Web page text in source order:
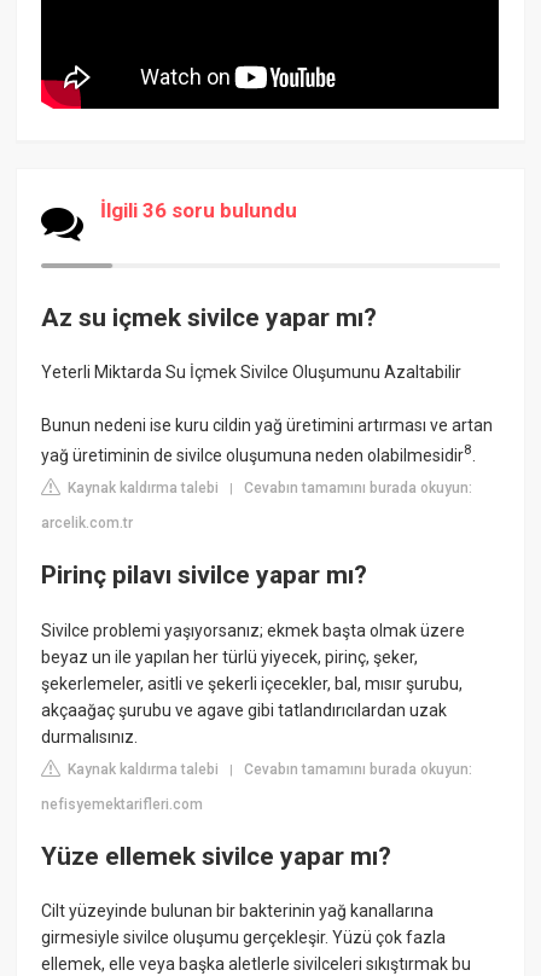
İlgili 36 soru bulundu
Az su içmek sivilce yapar mı?
Yeterli Miktarda Su İçmek Sivilce Oluşumunu Azaltabilir
Bunun nedeni ise kuru cildin yağ üretimini artırması ve artan
yağ üretiminin de sivilce oluşumuna neden olabilmesidir8
Kaynak kaldırma talebi |Cevabın tamamını burada okuyun:
arcelik.com.tr
Pirinç pilavı sivilce yapar mı?
Sivilce problemi yaşıyorsanız; ekmek başta olmak üzere
beyaz un ile yapılan her türlü yiyecek, pirinç, şeker,
şekerlemeler, asitli ve şekerli içecekler, bal, mısır şurubu,
akçaağaç şurubu ve agave gibi tatlandırıcılardan uzak
durmalısınız.
Kaynak kaldırma talebi |Cevabın tamamını burada okuyun:
nefisyemektarifleri.com
Yüze ellemek sivilce yapar mı?
Cilt yüzeyinde bulunan bir bakterinin yağ kanallarına
girmesiyle sivilce oluşumu gerçekleşir. Yüzü çok fazla
ellemek, elle veya başka aletlerle sivilceleri sıkıştırmak bu